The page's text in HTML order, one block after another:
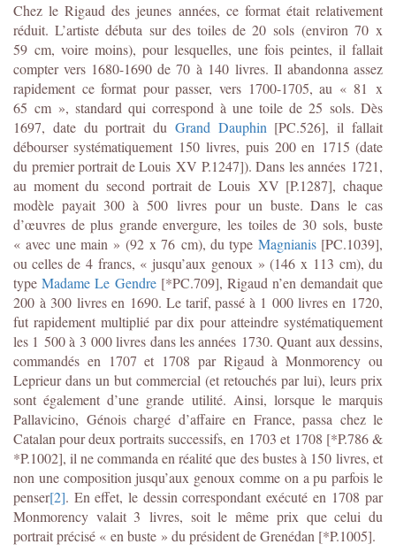
Chez le Rigaud des jeunes années, ce format était relativement
réduit. L’artiste débuta sur des toiles de 20 sols (environ 70 x
59 cm, voire moins), pour lesquelles, une fois peintes, il fallait
compter vers 1680-1690 de 70 à 140 livres. Il abandonna assez
rapidement ce format pour passer, vers 1700-1705, au « 81 x
65 cm », standard qui correspond à une toile de 25 sols. Dès
1697, date du portrait du Grand Dauphin[PC.526], il fallait
débourser systématiquement 150 livres, puis 200 en 1715 (date
du premier portrait de Louis XV P.1247]). Dans les années 1721,
au moment du second portrait de Louis XV [P.1287], chaque
modèle payait 300 à 500 livres pour un buste. Dans le cas
d’œuvres de plus grande envergure, les toiles de 30 sols, buste
« avec une main » (92 x 76 cm), du type Magnianis[PC.1039],
ou celles de 4 francs, « jusqu’aux genoux » (146 x 113 cm), du
type Madame Le Gendre [*PC.709], Rigaud n’en demandait que
200 à 300 livres en 1690. Le tarif, passé à 1 000 livres en 1720,
fut rapidement multiplié par dix pour atteindre systématiquement
les 1 500 à 3 000 livres dans les années 1730. Quant aux dessins,
commandés en 1707 et 1708 par Rigaud à Monmorency ou
Leprieur dans un but commercial (et retouchés par lui), leurs prix
sont également d’une grande utilité. Ainsi, lorsque le marquis
Pallavicino, Génois chargé d’affaire en France, passa chez le
Catalan pour deux portraits successifs, en 1703 et 1708 [*P.786 &
*P.1002], il ne commanda en réalité que des bustes à 150 livres, et
non une composition jusqu’aux genoux comme on a pu parfois le
penser[2]. En effet, le dessin correspondant exécuté en 1708 par
Monmorency valait 3 livres, soit le même prix que celui du
portrait précisé « en buste » du président de Grenédan [*P.1005].